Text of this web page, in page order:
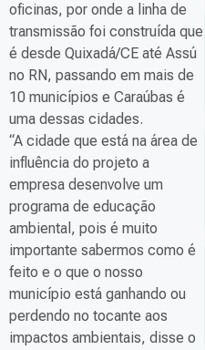
oficinas, por onde a linha de
transmissão foi construída que
é desde Quixadá/CE até Assú
no RN, passando em mais de
10 municípios e Caraúbas é
uma dessas cidades.
“A cidade que está na área de
influência do projeto a
empresa desenvolve um
programa de educação
ambiental, pois é muito
importante sabermos como é
feito e o que o nosso
município está ganhando ou
perdendo no tocante aos
impactos ambientais, disse o